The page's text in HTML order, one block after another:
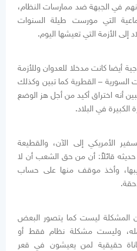
في الجبهة ضد ممارسات النظام،
التي مورست طيلة السنوات
الأزمة التي تعيشها اليوم.
أيضا كانت مدخلا للعدوان وللأزمة
السورية – القطرية كما تبين وكذلك
أنه اختراق أكيد من أجل هز الوضع
الكبيرة في البلاد.
الأمريكي إلى الآن، والقطيعة
حديثه قائلاً: أن من حق الشعب أن لا
وأخذ موقف منها على حساب
.
المشكلة ليست كما يتصور البعض
وليست مشكلة نظام فقط أو
حقيقية لمن يعيشون في قعر